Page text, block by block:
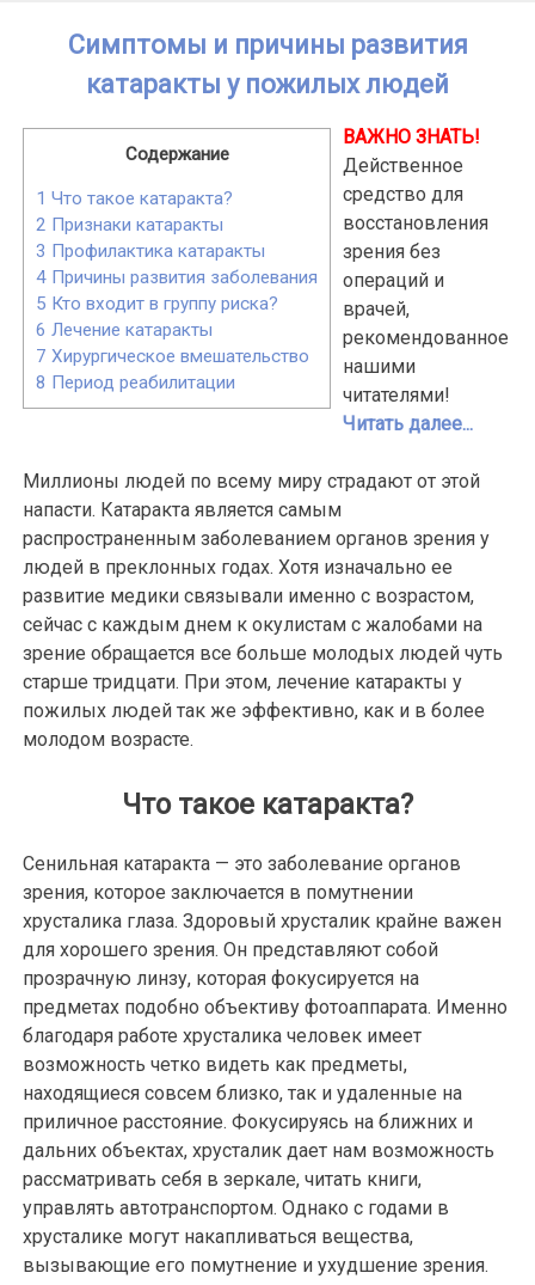
Симптомы и причины развития
катаракты у пожилых людей
Содержание
1 Что такое катаракта?
2 Признаки катаракты
3 Профилактика катаракты
4 Причины развития заболевания
5 Кто входит в группу риска?
6 Лечение катаракты
7 Хирургическое вмешательство
8 Период реабилитации
ВАЖНО ЗНАТЬ!
Действенное
средство для
восстановления
зрения без
операций и
врачей,
рекомендованное
нашими
читателями!
Читать далее...
Миллионы людей по всему миру страдают от этой
напасти. Катаракта является самым
распространенным заболеванием органов зрения у
людей в преклонных годах. Хотя изначально ее
развитие медики связывали именно с возрастом,
сейчас с каждым днем к окулистам с жалобами на
зрение обращается все больше молодых людей чуть
старше тридцати. При этом, лечение катаракты у
пожилых людей так же эффективно, как и в более
молодом возрасте.
Что такое катаракта?
Сенильная катаракта — это заболевание органов
зрения, которое заключается в помутнении
хрусталика глаза. Здоровый хрусталик крайне важен
для хорошего зрения. Он представляют собой
прозрачную линзу, которая фокусируется на
предметах подобно объективу фотоаппарата. Именно
благодаря работе хрусталика человек имеет
возможность четко видеть как предметы,
находящиеся совсем близко, так и удаленные на
приличное расстояние. Фокусируясь на ближних и
дальних объектах, хрусталик дает нам возможность
рассматривать себя в зеркале, читать книги,
управлять автотранспортом. Однако с годами в
хрусталике могут накапливаться вещества,
вызывающие его помутнение и ухудшение зрения.